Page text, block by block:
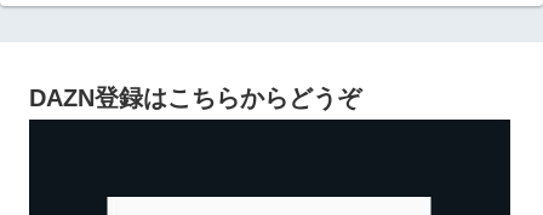
DAZN登録はこちらからどうぞ